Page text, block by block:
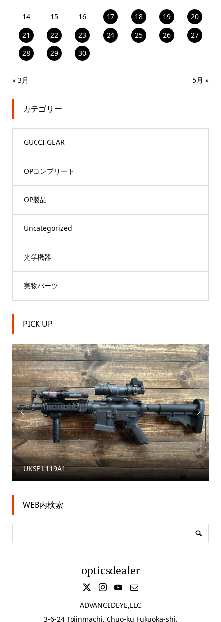
14 15 16 17 18 19
20
21
22 23 24 25 26
27
28
29 30
« 3月 5月 »
カテゴリー
GUCCI GEAR
OPコンプリート
OP製品
Uncategorized
光学機器
実物パーツ
PICK UP

UKSF L119A1

WEB内検索
opticsdealer
ADVANCEDEYE,LLC
3-6-24 Tojinmachi, Chuo-ku Fukuoka-shi,